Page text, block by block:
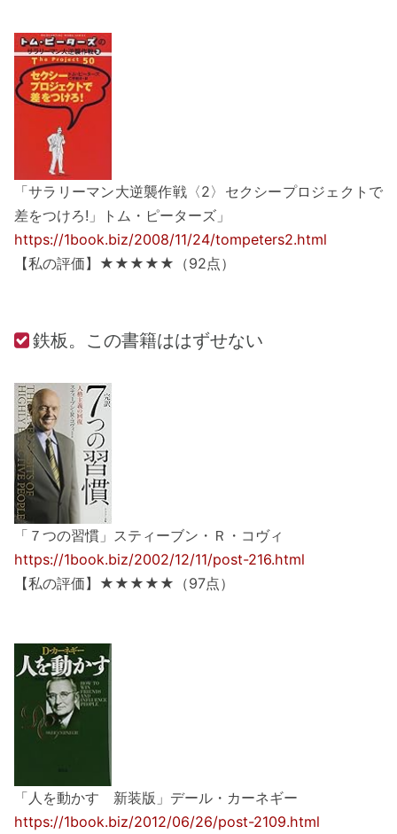
「サラリーマン大逆襲作戦〈2〉セクシープロジェクトで
差をつけろ!」トム・ピーターズ」
https://1book.biz/2008/11/24/tompeters2.html
【私の評価】★★★★★（92点）
鉄板。この書籍ははずせない
「７つの習慣」スティーブン・Ｒ・コヴィ
https://1book.biz/2002/12/11/post-216.html
【私の評価】★★★★★（97点）
「人を動かす 新装版」デール・カーネギー
https://1book.biz/2012/06/26/post-2109.html